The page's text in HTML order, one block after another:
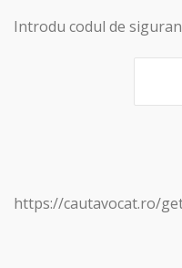
Introdu codul de
https://cautavocat.ro/